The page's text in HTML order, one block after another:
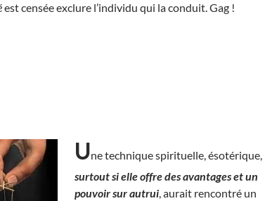
est censée exclure l’individu qui la conduit. Gag !
Une technique spirituelle, ésotérique,
surtout si elle offre des avantages et un
pouvoir sur autrui, aurait rencontré un